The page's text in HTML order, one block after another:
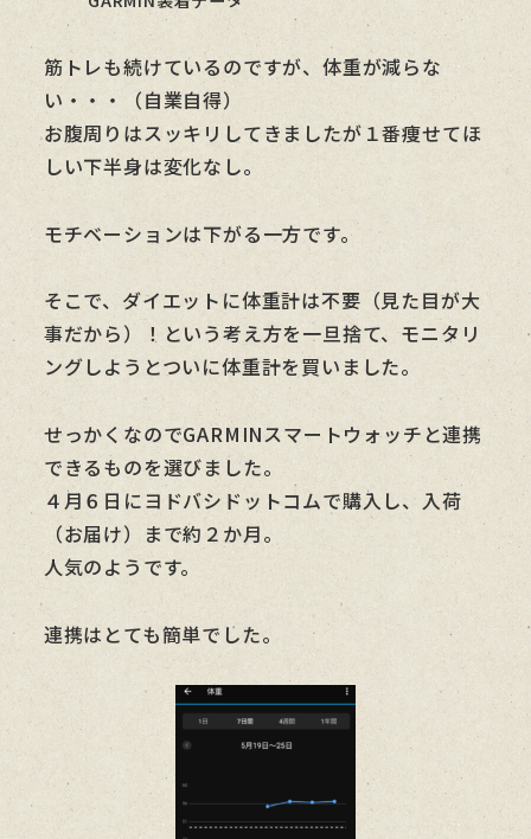
筋トレも続けているのですが、体重が減らな
い・・・（自業自得）
お腹周りはスッキリしてきましたが１番痩せてほ
しい下半身は変化なし。
モチベーションは下がる一方です。
そこで、ダイエットに体重計は不要（見た目が大
事だから）！という考え方を一旦捨て、モニタリ
ングしようとついに体重計を買いました。
せっかくなのでGARMINスマートウォッチと連携
できるものを選びました。
４月６日にヨドバシドットコムで購入し、入荷
（お届け）まで約２か月。
人気のようです。
連携はとても簡単でした。